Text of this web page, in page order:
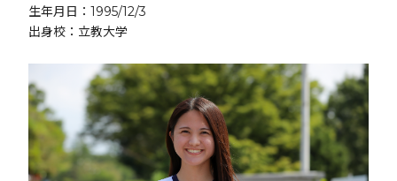
生年月日：1995/12/3
出身校：立教大学